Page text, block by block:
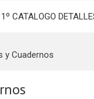
1º CATALOGO
y Cuadernos